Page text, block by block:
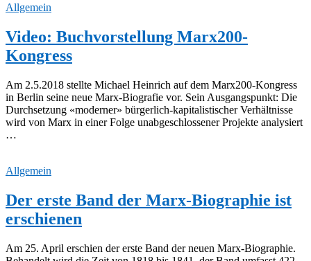
Allgemein
Video: Buchvorstellung Marx200-
Kongress
Am 2.5.2018 stellte Michael Heinrich auf dem Marx200-Kongress
in Berlin seine neue Marx-Biografie vor. Sein Ausgangspunkt: Die
Durchsetzung «moderner» bürgerlich-kapitalistischer Verhältnisse
wird von Marx in einer Folge unabgeschlossener Projekte analysiert
…
Allgemein
Der erste Band der Marx-Biographie ist
erschienen
Am 25. April erschien der erste Band der neuen Marx-Biographie.